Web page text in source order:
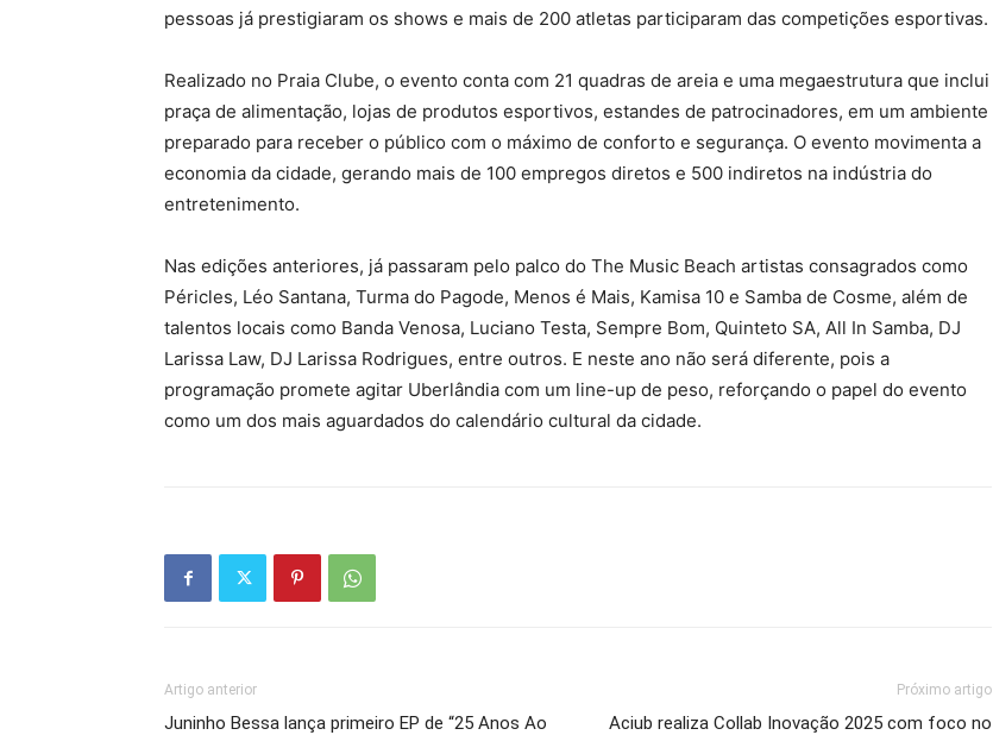
pessoas já prestigiaram os shows e mais de 200 atletas participaram das competições esportivas.
Realizado no Praia Clube, o evento conta com 21 quadras de areia e uma megaestrutura que inclui
praça de alimentação, lojas de produtos esportivos, estandes de patrocinadores, em um ambiente
preparado para receber o público com o máximo de conforto e segurança. O evento movimenta a
economia da cidade, gerando mais de 100 empregos diretos e 500 indiretos na indústria do
entretenimento.
Nas edições anteriores, já passaram pelo palco do The Music Beach artistas consagrados como
Péricles, Léo Santana, Turma do Pagode, Menos é Mais, Kamisa 10 e Samba de Cosme, além de
talentos locais como Banda Venosa, Luciano Testa, Sempre Bom, Quinteto SA, All In Samba, DJ
Larissa Law, DJ Larissa Rodrigues, entre outros. E neste ano não será diferente, pois a
programação promete agitar Uberlândia com um line-up de peso, reforçando o papel do evento
como um dos mais aguardados do calendário cultural da cidade.
Artigo anterior
Juninho Bessa lança primeiro EP de “25 Anos Ao
Próximo artigo
Aciub realiza Collab Inovação 2025 com foco no